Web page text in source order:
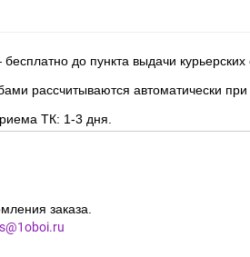
до пункта выдачи курьерских
рассчитываются автоматически
ТК: 1-3 дня.
заказа.